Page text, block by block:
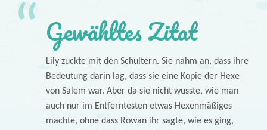
Gewähltes Zitat
Lily zuckte mit den Schultern. Sie nahm an, dass ihre
Bedeutung darin lag, dass sie eine Kopie der Hexe
von Salem war. Aber da sie nicht wusste, wie man
auch nur im Entferntesten etwas Hexenmäßiges
machte, ohne dass Rowan ihr sagte, wie es ging,